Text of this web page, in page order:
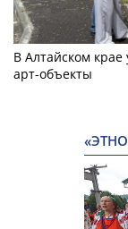
В Алтайском
арт-объекты